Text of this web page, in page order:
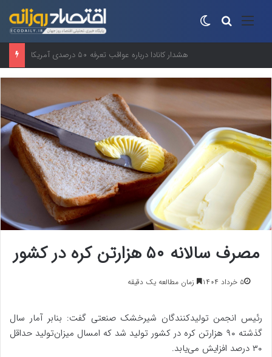
منو جستجو برای
زنجیره مرغ و تخم‌مرغ از شوک آزادسازی ارز عبور کرد
مصرف سالانه ۵۰ هزارتن کره در کشور
۵ خرداد ۱۴۰۴ زمان مطالعه یک دقیقه
رئیس انجمن تولیدکنندگان شیرخشک صنعتی گفت: بنابر آمار سال
گذشته ۹۰ هزارتن کره در کشور تولید شد که امسال میزان‌تولید حداقل
۳۰ درصد افزایش می‌یابد.